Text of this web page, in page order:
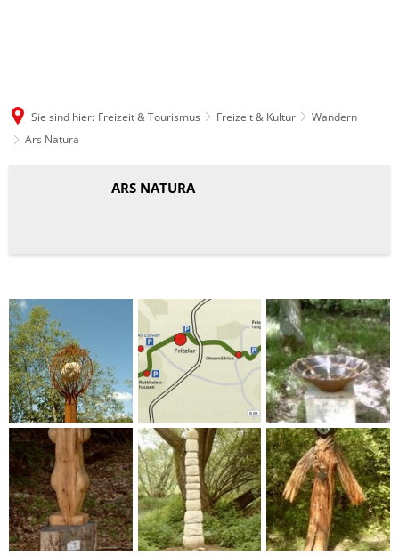
Sie sind hier: Freizeit & Tourismus Freizeit & Kultur
Wandern
Ars Natura
ARS NATURA